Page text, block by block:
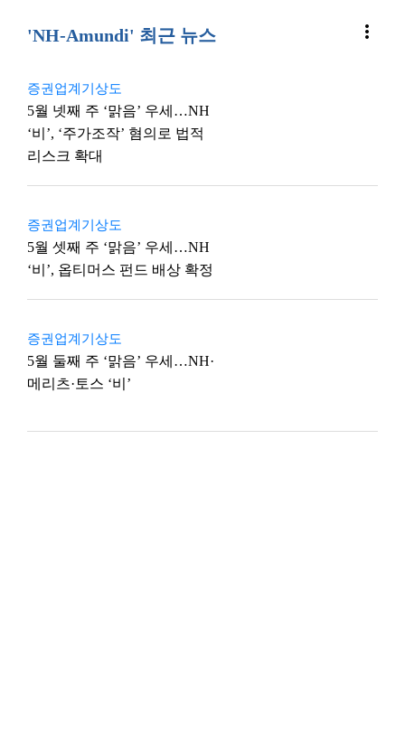
'NH-Amundi' 최근 뉴스 more_vert
증권업계기상도
5월 넷째 주 ‘맑음’ 우세…NH
‘비’, ‘주가조작’ 혐의로 법적
리스크 확대
증권업계기상도
5월 셋째 주 ‘맑음’ 우세…NH
‘비’, 옵티머스 펀드 배상 확정
증권업계기상도
5월 둘째 주 ‘맑음’ 우세…NH·
메리츠·토스 ‘비’